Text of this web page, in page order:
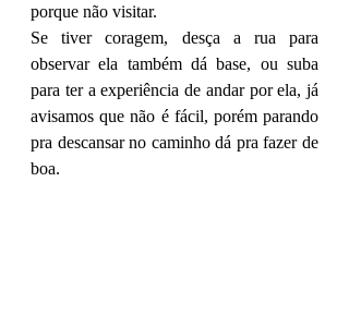
porque não visitar.
Se tiver coragem, desça a rua para
observar ela também dá base, ou suba
para ter a experiência de andar por ela, já
avisamos que não é fácil, porém parando
pra descansar no caminho dá pra fazer de
boa.